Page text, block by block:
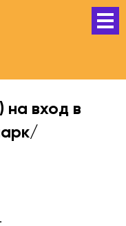
на вход в